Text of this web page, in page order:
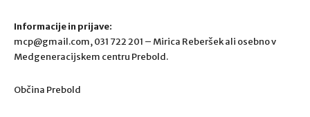
Informacije in prijave:
mcp@gmail.com, 031 722 201 – Mirica Reberšek ali osebno v
Medgeneracijskem centru Prebold.
Občina Prebold